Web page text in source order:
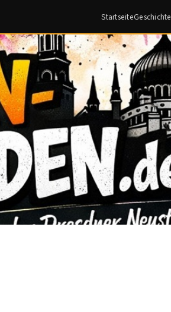
StartseiteGeschichte